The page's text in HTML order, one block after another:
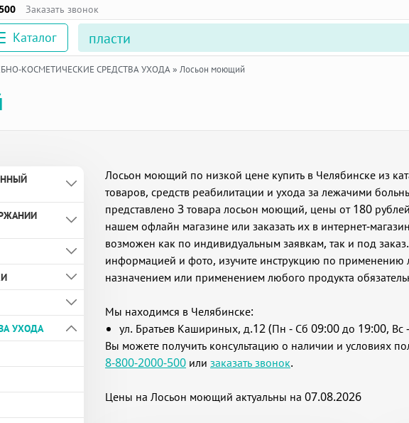
Заказать звонок
Каталог
КОСМЕТИЧЕСКИЕ СРЕДСТВА УХОДА» Лосьон моющий
Лосьон моющий по низкой цене купить в Челябинске из
товаров, средств реабилитации и ухода за лежачими
представлено 3 товара лосьон моющий, цены от 180
нашем офлайн магазине или заказать их в интернет-
возможен как по индивидуальным заявкам, так и под
информацией и фото, изучите инструкцию по
назначением или применением любого продукта
Мы находимся в Челябинске:
ул. Братьев Кашириных, д.12 (Пн - Сб 09:00 до 19:00, Вс
Вы можете получить консультацию о наличии и условиях
8-800-2000-500 или заказать звонок.
Цены на Лосьон моющий актуальны на 07.08.2026
взрослых
детей
телом
УХОДА